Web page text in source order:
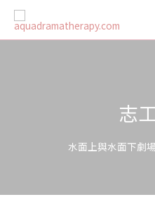
志
水面上與水面下劇